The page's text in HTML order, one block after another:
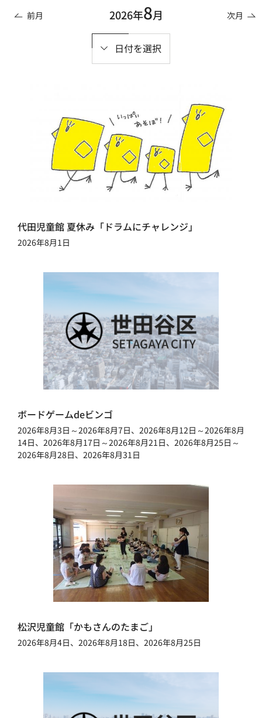
前月 2026年8月
日付を選択
次月
代田児童館 夏休み「ドラムにチャレンジ」
2026年8月1日
ボードゲームdeビンゴ
2026年8月3日～2026年8月7日、2026年8月12日～2026年8月
14日、2026年8月17日～2026年8月21日、2026年8月25日～
2026年8月28日、2026年8月31日
松沢児童館「かもさんのたまご」
2026年8月4日、2026年8月18日、2026年8月25日